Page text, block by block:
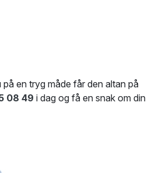
en tryg måde får den altan på
08 49 i dag og få en snak om din